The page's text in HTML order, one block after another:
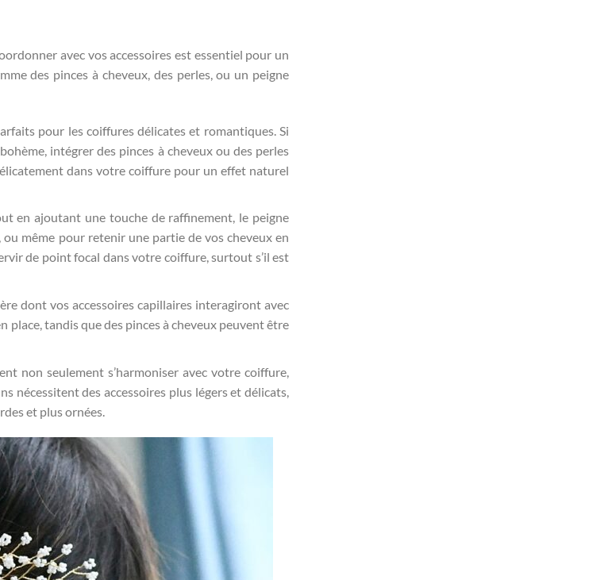
avec vos accessoires est essentiel pour un
des pinces à cheveux, des perles, ou un peigne
pour les coiffures délicates et romantiques. Si
intégrer des pinces à cheveux ou des perles
dans votre coiffure pour un effet naturel
en ajoutant une touche de raffinement, le peigne
même pour retenir une partie de vos cheveux en
de point focal dans votre coiffure, surtout s’il est
dont vos accessoires capillaires interagiront avec
tandis que des pinces à cheveux peuvent être
non seulement s’harmoniser avec votre coiffure,
nécessitent des accessoires plus légers et délicats,
et plus ornées.